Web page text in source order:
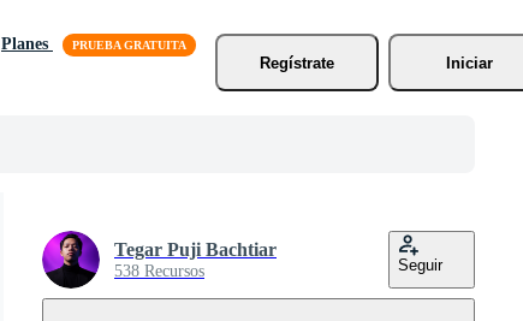
Planes
Regístrate
Iniciar
Tegar Puji Bachtiar
538 Recursos Seguir